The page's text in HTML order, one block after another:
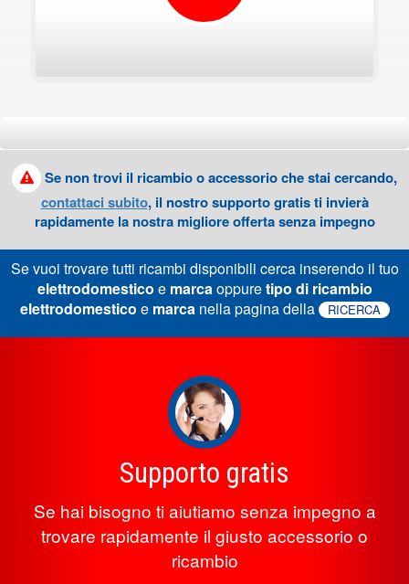
Se non trovi il ricambio o accessorio che stai cercando,
contattaci subito, il nostro supporto gratis ti invierà
rapidamente la nostra migliore offerta senza impegno
Se vuoi trovare tutti ricambi disponibili cerca inserendo il tuo
elettrodomestico e marcaoppuretipo di ricambio
elettrodomestico e marcanella pagina della RICERCA
Supporto gratis
Se hai bisogno ti aiutiamo senza impegno a
trovare rapidamente il giusto accessorio o
ricambio